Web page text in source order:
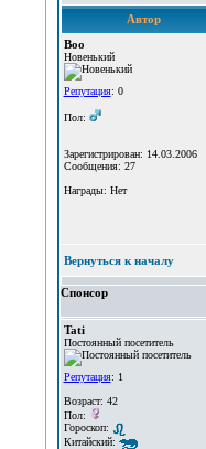
Автор
Boo
Новенький
Репутация: 0
Пол:
Зарегистрирован: 14.03.2006
Сообщения: 27
Награды: Нет
Вернуться к началу
Спонсор
Tati
Постоянный посетитель
Репутация: 1
Возраст: 42
Пол:
Гороскоп:
Китайский: